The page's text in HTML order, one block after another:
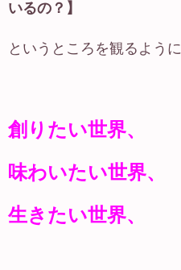
いるの？】
というところを観るよう
創りたい世界、
味わいたい世界、
生きたい世界、